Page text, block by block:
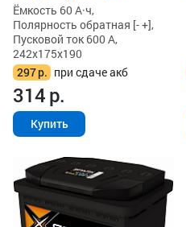
Ёмкость 60 А·ч,
Полярность обратная [- +],
Пусковой ток 600 А,
242x175x190
297р. при сдаче акб
314р.
Купить